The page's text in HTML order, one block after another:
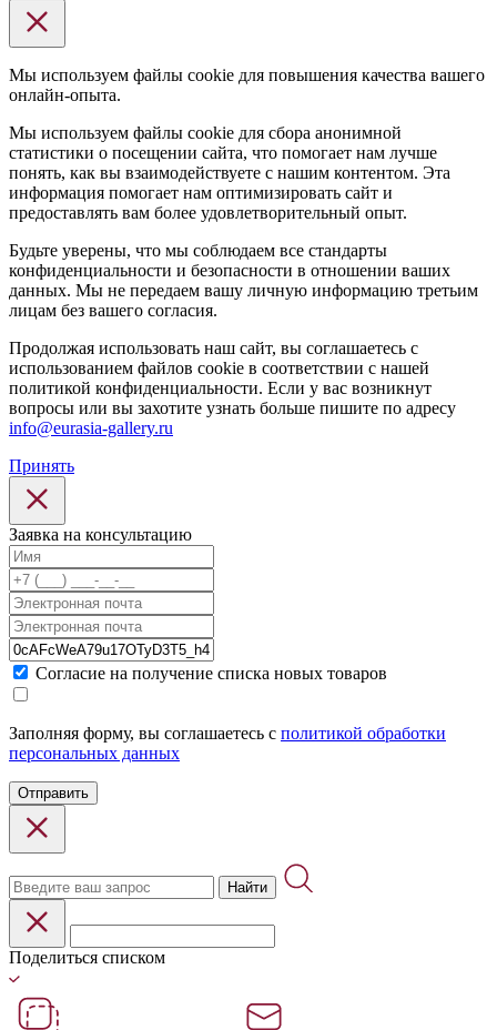
Мы используем файлы cookie для повышения качества вашего
онлайн-опыта.
Мы используем файлы cookie для сбора анонимной
статистики о посещении сайта, что помогает нам лучше
понять, как вы взаимодействуете с нашим контентом. Эта
информация помогает нам оптимизировать сайт и
предоставлять вам более удовлетворительный опыт.
Будьте уверены, что мы соблюдаем все стандарты
конфиденциальности и безопасности в отношении ваших
данных. Мы не передаем вашу личную информацию третьим
лицам без вашего согласия.
Продолжая использовать наш сайт, вы соглашаетесь с
использованием файлов cookie в соответствии с нашей
политикой конфиденциальности. Если у вас возникнут
вопросы или вы захотите узнать больше пишите по адресу
info@eurasia-gallery.ru
Принять
Заявка на консультацию
Cогласие на получение списка новых товаров
Заполняя форму, вы соглашаетесь с политикой обработки
персональных данных
Отправить
Найти
Поделиться списком